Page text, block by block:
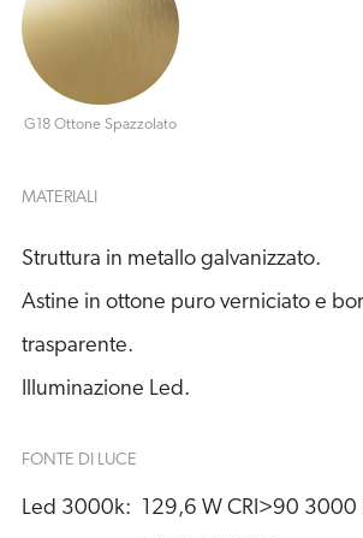
G18 Ottone Spazzolato
MATERIALI
Struttura in metallo galvanizzato.
Astine in ottone puro verniciato e
trasparente.
Illuminazione Led.
FONTE DI LUCE
Led 3000k:
129,6 W CRI>90 3000